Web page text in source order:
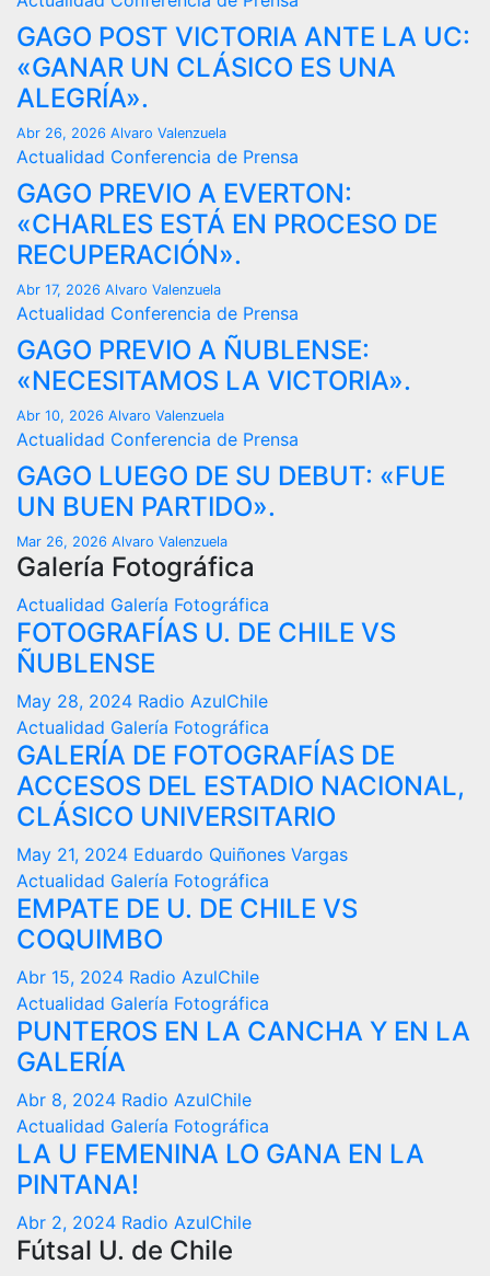
GAGO POST VICTORIA ANTE LA UC:
«GANAR UN CLÁSICO ES UNA
ALEGRÍA».
Abr 26, 2026 Alvaro Valenzuela
Actualidad Conferencia de Prensa
GAGO PREVIO A EVERTON:
«CHARLES ESTÁ EN PROCESO DE
RECUPERACIÓN».
Abr 17, 2026 Alvaro Valenzuela
Actualidad Conferencia de Prensa
GAGO PREVIO A ÑUBLENSE:
«NECESITAMOS LA VICTORIA».
Abr 10, 2026 Alvaro Valenzuela
Actualidad Conferencia de Prensa
GAGO LUEGO DE SU DEBUT: «FUE
UN BUEN PARTIDO».
Mar 26, 2026 Alvaro Valenzuela
Galería Fotográfica
Actualidad Galería Fotográfica
FOTOGRAFÍAS U. DE CHILE VS
ÑUBLENSE
May 28, 2024 Radio AzulChile
Actualidad Galería Fotográfica
GALERÍA DE FOTOGRAFÍAS DE
ACCESOS DEL ESTADIO NACIONAL,
CLÁSICO UNIVERSITARIO
May 21, 2024 Eduardo Quiñones Vargas
Actualidad Galería Fotográfica
EMPATE DE U. DE CHILE VS
COQUIMBO
Abr 15, 2024 Radio AzulChile
Actualidad Galería Fotográfica
PUNTEROS EN LA CANCHA Y EN LA
GALERÍA
Abr 8, 2024 Radio AzulChile
Actualidad Galería Fotográfica
LA U FEMENINA LO GANA EN LA
PINTANA!
Abr 2, 2024 Radio AzulChile
Fútsal U. de Chile